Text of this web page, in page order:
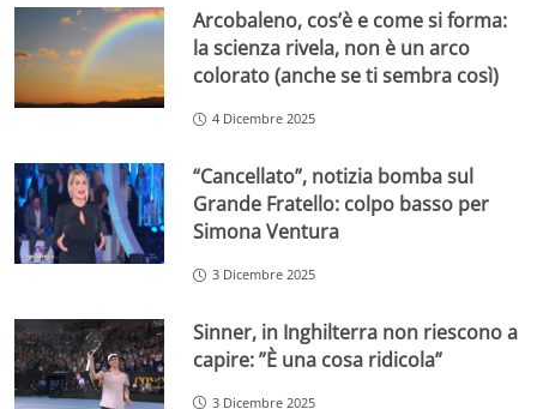
Arcobaleno, cos’è e come si forma:
la scienza rivela, non è un arco
colorato (anche se ti sembra così)
4 Dicembre 2025
“Cancellato”, notizia bomba sul
Grande Fratello: colpo basso per
Simona Ventura
3 Dicembre 2025
Sinner, in Inghilterra non riescono a
capire: ”È una cosa ridicola”
3 Dicembre 2025